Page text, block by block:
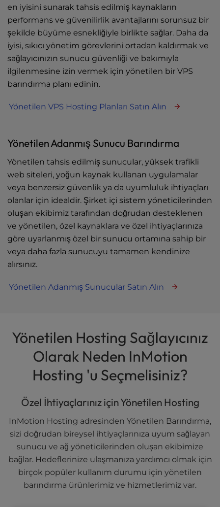
en iyisini sunarak tahsis edilmiş kaynakların
performans ve güvenilirlik avantajlarını sorunsuz bir
şekilde büyüme esnekliğiyle birlikte sağlar. Daha da
iyisi, sıkıcı yönetim görevlerini ortadan kaldırmak ve
sağlayıcınızın sunucu güvenliği ve bakımıyla
ilgilenmesine izin vermek için yönetilen bir VPS
barındırma planı edinin.
Yönetilen VPS Hosting Planları Satın Alın
Yönetilen Adanmış Sunucu Barındırma
Yönetilen tahsis edilmiş sunucular, yüksek trafikli
web siteleri, yoğun kaynak kullanan uygulamalar
veya benzersiz güvenlik ya da uyumluluk ihtiyaçları
olanlar için idealdir. Şirket içi sistem yöneticilerinden
oluşan ekibimiz tarafından doğrudan desteklenen
ve yönetilen, özel kaynaklara ve özel ihtiyaçlarınıza
göre uyarlanmış özel bir sunucu ortamına sahip bir
veya daha fazla sunucuyu tamamen kendinize
alırsınız.
Yönetilen Adanmış Sunucular Satın Alın
Yönetilen Hosting Sağlayıcınız
Olarak Neden InMotion
Hosting 'u Seçmelisiniz?
Özel İhtiyaçlarınız için Yönetilen Hosting
InMotion Hosting adresinden Yönetilen Barındırma,
sizi doğrudan bireysel ihtiyaçlarınıza uyum sağlayan
sunucu ve ağ yöneticilerinden oluşan ekibimize
bağlar. Hedeflerinize ulaşmanıza yardımcı olmak için
birçok popüler kullanım durumu için yönetilen
barındırma ürünlerimiz ve hizmetlerimiz var.